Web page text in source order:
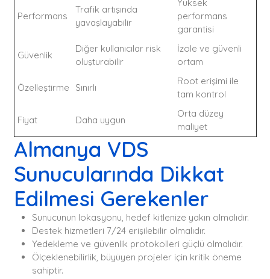
Performans
Trafik artışında
yavaşlayabilir
Yüksek
performans
garantisi
Güvenlik
Diğer kullanıcılar risk
oluşturabilir
İzole ve güvenli
ortam
Özelleştirme Sınırlı
Root erişimi ile
tam kontrol
Fiyat Daha uygun
Orta düzey
maliyet
Almanya VDS
Sunucularında Dikkat
Edilmesi Gerekenler
Sunucunun lokasyonu, hedef kitlenize yakın olmalıdır.
Destek hizmetleri 7/24 erişilebilir olmalıdır.
Yedekleme ve güvenlik protokolleri güçlü olmalıdır.
Ölçeklenebilirlik, büyüyen projeler için kritik öneme
sahiptir.